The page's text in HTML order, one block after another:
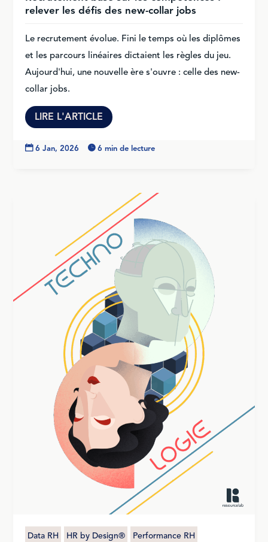
relever les défis des new-collar jobs
Le recrutement évolue. Fini le temps où les diplômes
et les parcours linéaires dictaient les règles du jeu.
Aujourd'hui, une nouvelle ère s'ouvre : celle des new-
collar jobs.
LIRE L'ARTICLE
 6 Jan, 2026  6 min de lecture
Data RH HR by Design® Performance RH